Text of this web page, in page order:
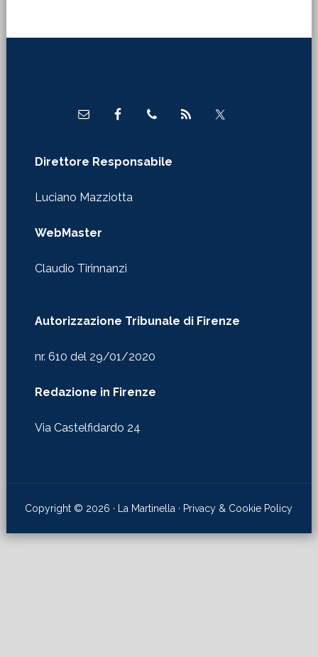
Direttore Responsabile
Luciano Mazziotta
WebMaster
Claudio Tirinnanzi
Autorizzazione Tribunale di Firenze
nr. 610 del 29/01/2020
Redazione in Firenze
Via Castelfidardo 24
Copyright © 2026 · La Martinella · Privacy & Cookie Policy